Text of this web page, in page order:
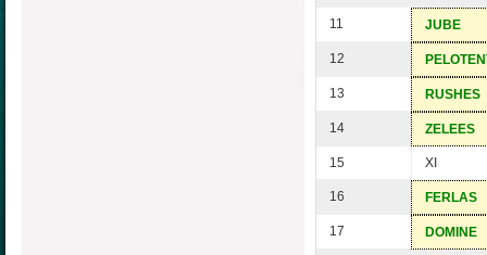
11 JUBE
12
13 RUSHES
14 ZELEES
15 XI
16 FERLAS
17 DOMINE